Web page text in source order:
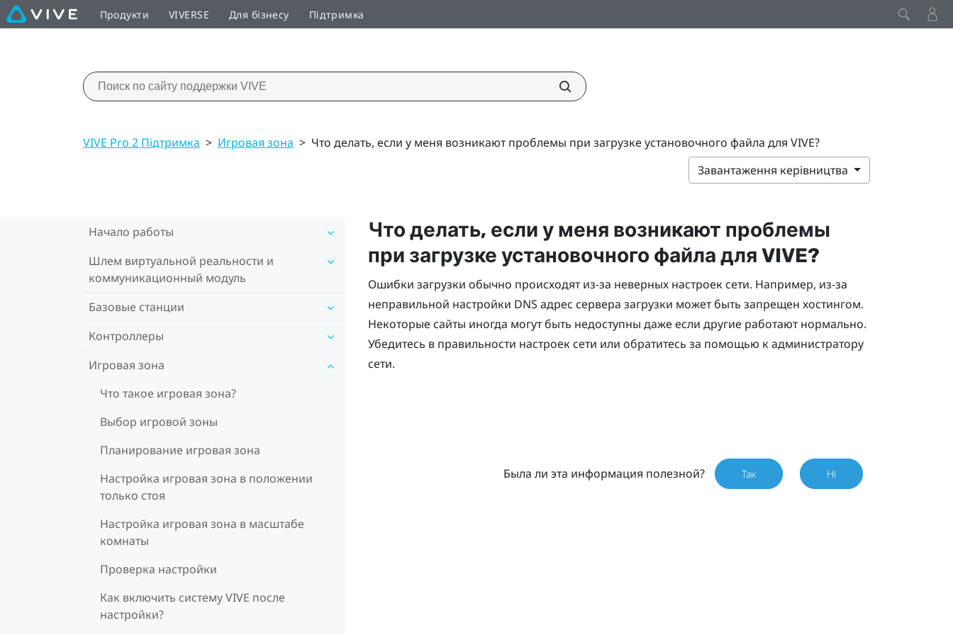
Продукти VIVERSE Для бізнесу Підтримка
VIVE Pro 2 Підтримка > Игровая зона > Что делать, если у меня возникают проблемы при загрузке установочного файла для VIVE?
Завантаження керівництва
Начало работы
Шлем виртуальной реальности и
коммуникационный модуль
Базовые станции
Контроллеры
Игровая зона
Что такое игровая зона?
Выбор игровой зоны
Планирование игровая зона
Настройка игровая зона в положении
только стоя
Настройка игровая зона в масштабе
комнаты
Проверка настройки
Как включить систему VIVE после
настройки?
Что делать, если у меня возникают проблемы
при загрузке установочного файла для VIVE?
Ошибки загрузки обычно происходят из-за неверных настроек сети. Например, из-за
неправильной настройки DNS адрес сервера загрузки может быть запрещен хостингом.
Некоторые сайты иногда могут быть недоступны даже если другие работают нормально.
Убедитесь в правильности настроек сети или обратитесь за помощью к администратору
сети.
Была ли эта информация полезной? Так Ні